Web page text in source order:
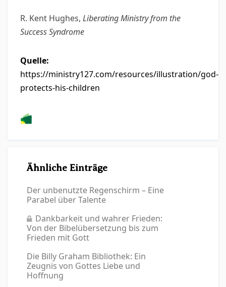
R. Kent Hughes, Liberating Ministry from the
Success Syndrome
Quelle:
https://ministry127.com/resources/illustration/god-
protects-his-children
Ähnliche Einträge
Der unbenutzte Regenschirm – Eine
Parabel über Talente
Dankbarkeit und wahrer Frieden:
Von der Bibelübersetzung bis zum
Frieden mit Gott
Die Billy Graham Bibliothek: Ein
Zeugnis von Gottes Liebe und
Hoffnung